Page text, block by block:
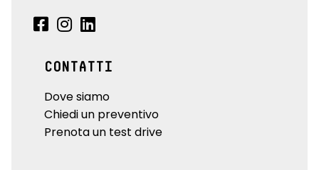
CONTATTI
Dove siamo
Chiedi un preventivo
Prenota un test drive